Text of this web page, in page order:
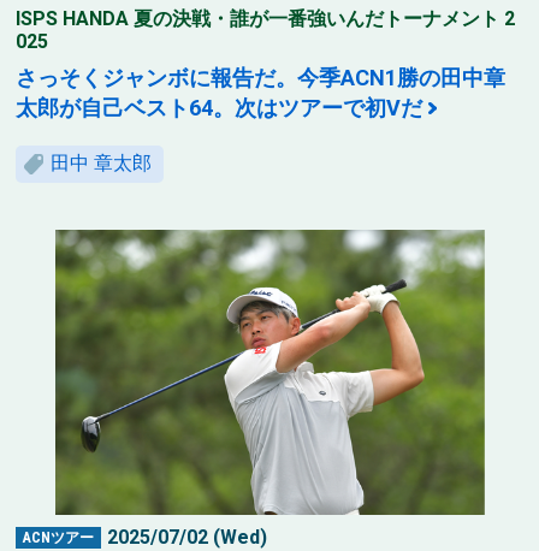
ISPS HANDA 夏の決戦・誰が一番強いんだトーナメント 2
025
さっそくジャンボに報告だ。今季ACN1勝の田中章
太郎が自己ベスト64。次はツアーで初Vだ
田中 章太郎
ACNツアー
2025/07/02 (Wed)